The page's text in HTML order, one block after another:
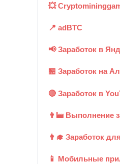
💥
📍 adBTC
📢 Заработок в
🏪 Заработок на
🔴 Заработок в
👨‍🏭 Выполнение
👨‍🎓 Заработок
📱 Мобильные